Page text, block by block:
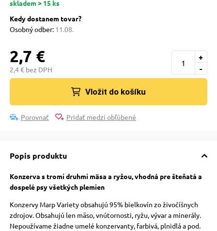
skladem > 15 ks
Kedy dostanem tovar?
Osobný odber: 11.08.
2,7 €
2,4 € bez DPH -
+
Vložit do košíku
Porovnať Pridať medzi obľúbené
Popis produktu
Konzerva s tromi druhmi mäsa a ryžou, vhodná pre šteňatá a
dospelé psy všetkých plemien
Konzervy Marp Variety obsahujú 95% bielkovín zo živočíšnych
zdrojov. Obsahujú len mäso, vnútornosti, ryžu, vývar a minerály.
Nepoužívame žiadne umelé konzervanty, farbivá, plnidlá a pod.